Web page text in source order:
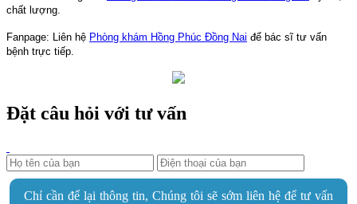
chất lượng.
Fanpage: Liên hệ Phòng khám Hồng Phúc Đồng Nai để bác sĩ tư vấn
bệnh trực tiếp.
Đặt câu hỏi với tư vấn
Chỉ cần để lại thông tin, Chúng tôi sẽ sớm liên hệ để tư vấn